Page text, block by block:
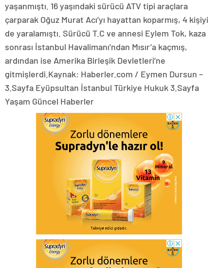
yaşanmıştı. 16 yaşındaki sürücü ATV tipi araçlara
çarparak Oğuz Murat Acı’yı hayattan koparmış, 4 kişiyi
de yaralamıştı. Sürücü T.C ve annesi Eylem Tok, kaza
sonrası İstanbul Havalimanı’ndan Mısır’a kaçmış,
ardından ise Amerika Birleşik Devletleri’ne
gitmişlerdi.Kaynak: Haberler.com / Eymen Dursun –
3.Sayfa Eyüpsultan İstanbul Türkiye Hukuk 3.Sayfa
Yaşam Güncel Haberler